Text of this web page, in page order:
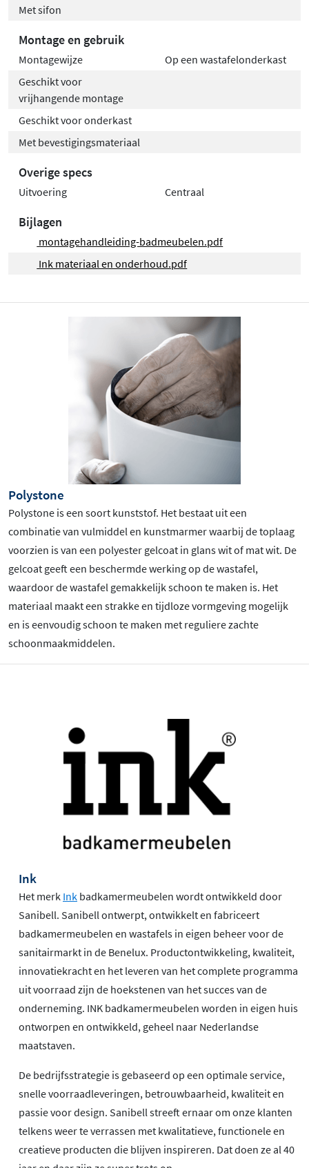
Met sifon
Montage en gebruik
Montagewijze
Op een wastafelonderkast
Geschikt voor
vrijhangende montage
Geschikt voor onderkast
Met bevestigingsmateriaal
Overige specs
Uitvoering Centraal
Bijlagen
montagehandleiding-badmeubelen.pdf
Ink materiaal en onderhoud.pdf
Polystone
Polystone is een soort kunststof. Het bestaat uit een
combinatie van vulmiddel en kunstmarmer waarbij de toplaag
voorzien is van een polyester gelcoat in glans wit of mat wit. De
gelcoat geeft een beschermde werking op de wastafel,
waardoor de wastafel gemakkelijk schoon te maken is. Het
materiaal maakt een strakke en tijdloze vormgeving mogelijk
en is eenvoudig schoon te maken met reguliere zachte
schoonmaakmiddelen.
Ink
Het merk Ink badkamermeubelen wordt ontwikkeld door
Sanibell. Sanibell ontwerpt, ontwikkelt en fabriceert
badkamermeubelen en wastafels in eigen beheer voor de
sanitairmarkt in de Benelux. Productontwikkeling, kwaliteit,
innovatiekracht en het leveren van het complete programma
uit voorraad zijn de hoekstenen van het succes van de
onderneming. INK badkamermeubelen worden in eigen huis
ontworpen en ontwikkeld, geheel naar Nederlandse
maatstaven.
De bedrijfsstrategie is gebaseerd op een optimale service,
snelle voorraadleveringen, betrouwbaarheid, kwaliteit en
passie voor design. Sanibell streeft ernaar om onze klanten
telkens weer te verrassen met kwalitatieve, functionele en
creatieve producten die blijven inspireren. Dat doen ze al 40